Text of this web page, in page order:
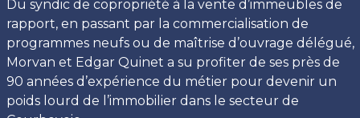
Du syndic de copropriété à la vente d’immeubles de
rapport, en passant par la commercialisation de
programmes neufs ou de maîtrise d’ouvrage délégué,
Morvan et Edgar Quinet a su profiter de ses près de
90 années d’expérience du métier pour devenir un
poids lourd de l’immobilier dans le secteur de